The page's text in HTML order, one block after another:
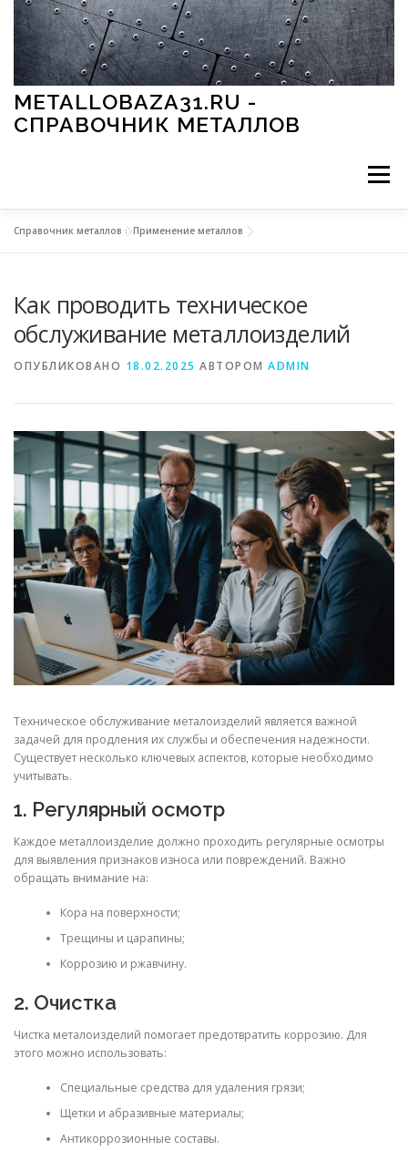
Перейти к содержимому
METALLOBAZA31.RU -
СПРАВОЧНИК МЕТАЛЛОВ
Меню
МЕТАЛЛЫ И ОКРУЖАЮЩАЯ СРЕДА
СВОЙСТВА МЕТАЛЛОВ СОРТА МЕТАЛЛОВ
СТАТЬИ
Справочник металлов »Применение металлов
Как проводить техническое
обслуживание металлоизделий
ОПУБЛИКОВАНО 18.02.2025 АВТОРОМ ADMIN
Техническое обслуживание металоизделий является важной
задачей для продления их службы и обеспечения надежности.
Существует несколько ключевых аспектов, которые необходимо
учитывать.
1. Регулярный осмотр
Каждое металлоизделие должно проходить регулярные осмотры
для выявления признаков износа или повреждений. Важно
обращать внимание на:
Кора на поверхности;
Трещины и царапины;
Коррозию и ржавчину.
2. Очистка
Чистка металоизделий помогает предотвратить коррозию. Для
этого можно использовать:
Специальные средства для удаления грязи;
Щетки и абразивные материалы;
Антикоррозионные составы.